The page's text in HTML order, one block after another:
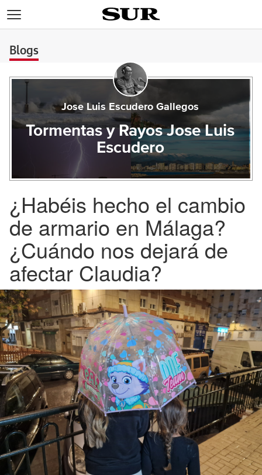
Blogs
Jose Luis Escudero Gallegos
Tormentas y Rayos Jose Luis
Escudero
¿Habéis hecho el cambio
de armario en Málaga?
¿Cuándo nos dejará de
afectar Claudia?